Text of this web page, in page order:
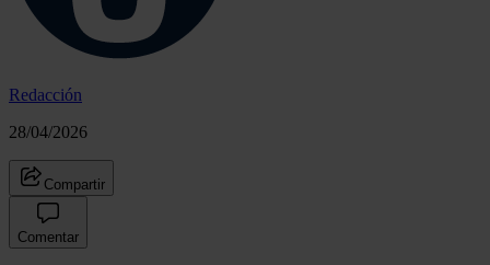
Redacción
28/04/2026
Compartir
Comentar